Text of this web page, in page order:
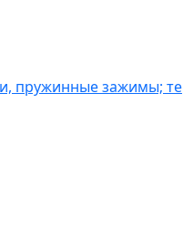
пружинные зажимы;